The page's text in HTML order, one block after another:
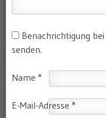
Benachrichtigung
senden.
Name *
E-Mail-Adresse *